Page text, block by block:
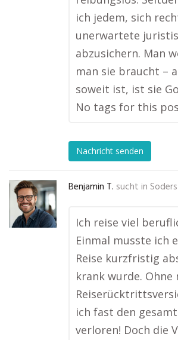
ich jedem, sich
unerwartete
abzusichern. Man
man sie braucht –
soweit ist, ist sie
No tags for this
Nachricht senden
Benjamin T. sucht in
Ich reise viel
Einmal musste ich
Reise kurzfristig
krank wurde. Ohne
ich fast den
verloren! Doch die